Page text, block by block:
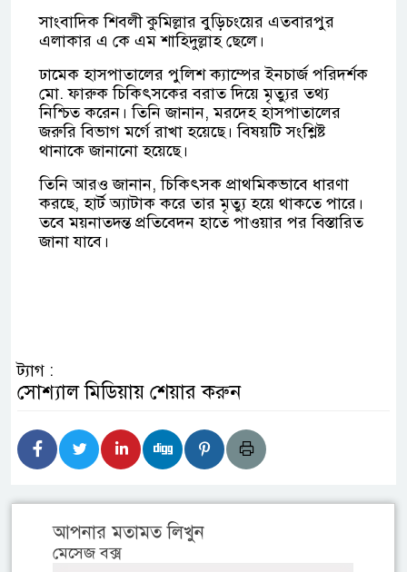
সাংবাদিক শিবলী কুমিল্লার বুড়িচংয়ের এতবারপুর
এলাকার এ কে এম শাহিদুল্লাহ ছেলে।
ঢামেক হাসপাতালের পুলিশ ক্যাম্পের ইনচার্জ পরিদর্শক
মো. ফারুক চিকিৎসকের বরাত দিয়ে মৃত্যুর তথ্য
নিশ্চিত করেন। তিনি জানান, মরদেহ হাসপাতালের
জরুরি বিভাগ মর্গে রাখা হয়েছে। বিষয়টি সংশ্লিষ্ট
থানাকে জানানো হয়েছে।
তিনি আরও জানান, চিকিৎসক প্রাথমিকভাবে ধারণা
করছে, হার্ট অ্যাটাক করে তার মৃত্যু হয়ে থাকতে পারে।
তবে ময়নাতদন্ত প্রতিবেদন হাতে পাওয়ার পর বিস্তারিত
জানা যাবে।
ট্যাগ :
সোশ্যাল মিডিয়ায় শেয়ার করুন
আপনার মতামত লিখুন
মেসেজ বক্স